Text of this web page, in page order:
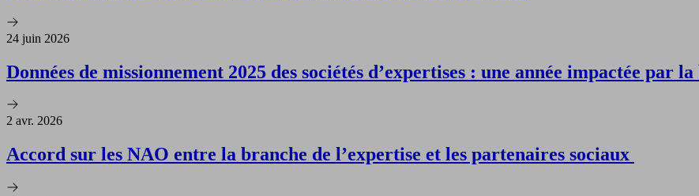
24 juin 2026
Données de missionnement 2025 des sociétés d’expertises : une année impactée par
2 avr. 2026
Accord sur les NAO entre la branche de l’expertise et les partenaires sociaux